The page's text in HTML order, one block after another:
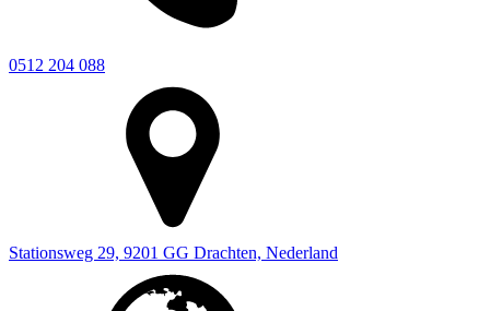
0512 204 088
Stationsweg 29, 9201 GG Drachten, Nederland